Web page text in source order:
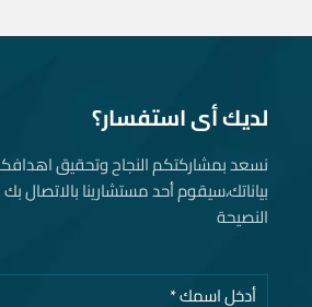
لديك أى استفسار؟
نسعد بمشاركتكم النجاح وتحقيق
بياناتك، سيقوم أحد مستشارينا بالاتصال
النصيحة